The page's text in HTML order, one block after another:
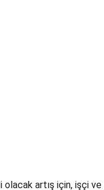
olacak artış için, işçi